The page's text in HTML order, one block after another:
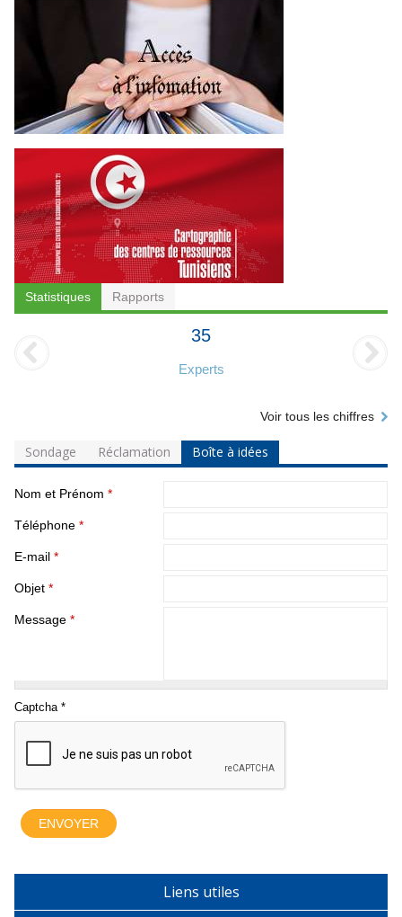
Statistiques Rapports
35
Experts
Voir tous les chiffres
Sondage Réclamation Boîte à idées
Nom et Prénom *
Téléphone *
E-mail *
Objet *
Message *
Liens utiles